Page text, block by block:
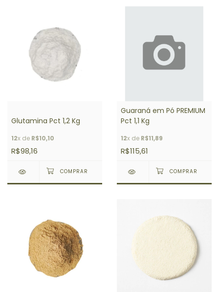
Glutamina Pct 1,2 Kg
12x de R$10,10
R$98,16
Guaraná em Pó PREMIUM
Pct 1,1 Kg
12x de R$11,89
R$115,61